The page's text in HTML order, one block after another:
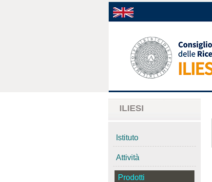
ILIESI
Istituto
Attività
Prodotti